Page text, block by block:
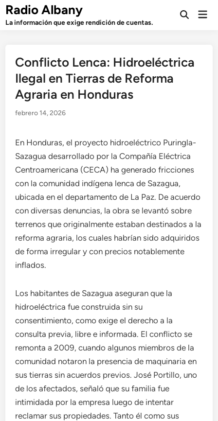
Saltar
contenido
Radio Albany
La información que exige rendición de cuentas.
Abrir
Conflicto Lenca: Hidroeléctrica
Ilegal en Tierras de Reforma
Agraria en Honduras
febrero 14, 2026
En Honduras, el proyecto hidroeléctrico Puringla-
Sazagua desarrollado por la Compañía Eléctrica
Centroamericana (CECA) ha generado fricciones
con la comunidad indígena lenca de Sazagua,
ubicada en el departamento de La Paz. De acuerdo
con diversas denuncias, la obra se levantó sobre
terrenos que originalmente estaban destinados a la
reforma agraria, los cuales habrían sido adquiridos
de forma irregular y con precios notablemente
inflados.
Los habitantes de Sazagua aseguran que la
hidroeléctrica fue construida sin su
consentimiento, como exige el derecho a la
consulta previa, libre e informada. El conflicto se
remonta a 2009, cuando algunos miembros de la
comunidad notaron la presencia de maquinaria en
sus tierras sin acuerdos previos. José Portillo, uno
de los afectados, señaló que su familia fue
intimidada por la empresa luego de intentar
reclamar sus propiedades. Tanto él como sus